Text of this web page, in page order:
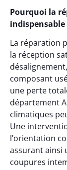
Pourquoi la
indispensable
La réparation
la réception
composant
une perte
département
climatiques
Une
l’orientation
assurant ainsi
coupures